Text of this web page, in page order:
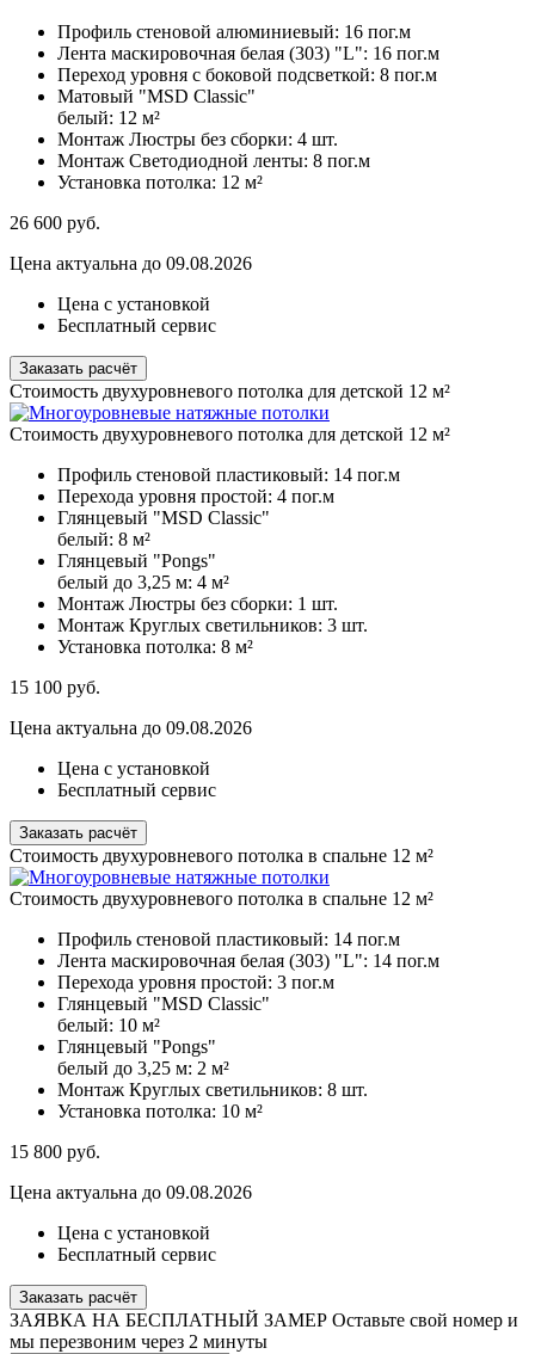
Профиль стеновой алюминиевый: 16 пог.м
Лента маскировочная белая (303) "L": 16 пог.м
Переход уровня с боковой подсветкой: 8 пог.м
Матовый "MSD Classic"
белый: 12 м²
Монтаж Люстры без сборки: 4 шт.
Монтаж Светодиодной ленты: 8 пог.м
Установка потолка: 12 м²
26 600 руб.
Цена актуальна до 09.08.2026
Цена с установкой
Бесплатный сервис
Заказать расчёт
Стоимость двухуровневого потолка для детской 12 м²
Стоимость двухуровневого потолка для детской 12 м²
Профиль стеновой пластиковый: 14 пог.м
Перехода уровня простой: 4 пог.м
Глянцевый "MSD Classic"
белый: 8 м²
Глянцевый "Pongs"
белый до 3,25 м: 4 м²
Монтаж Люстры без сборки: 1 шт.
Монтаж Круглых светильников: 3 шт.
Установка потолка: 8 м²
15 100 руб.
Цена актуальна до 09.08.2026
Цена с установкой
Бесплатный сервис
Заказать расчёт
Стоимость двухуровневого потолка в спальне 12 м²
Стоимость двухуровневого потолка в спальне 12 м²
Профиль стеновой пластиковый: 14 пог.м
Лента маскировочная белая (303) "L": 14 пог.м
Перехода уровня простой: 3 пог.м
Глянцевый "MSD Classic"
белый: 10 м²
Глянцевый "Pongs"
белый до 3,25 м: 2 м²
Монтаж Круглых светильников: 8 шт.
Установка потолка: 10 м²
15 800 руб.
Цена актуальна до 09.08.2026
Цена с установкой
Бесплатный сервис
Заказать расчёт
ЗАЯВКА НА БЕСПЛАТНЫЙ ЗАМЕР Оставьте свой номер и
мы перезвоним через 2 минуты